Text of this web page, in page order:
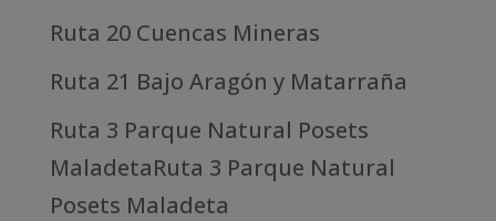
Ruta 20 Cuencas Mineras
Ruta 21 Bajo Aragón y Matarraña
Ruta 3 Parque Natural Posets
MaladetaRuta 3 Parque Natural
Posets Maladeta